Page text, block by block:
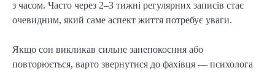
з часом. Часто через 2–3 тижні регулярних записів стає
очевидним, який саме аспект життя потребує уваги.
Якщо сон викликав сильне занепокоєння або
повторюється, варто звернутися до фахівця — психолога